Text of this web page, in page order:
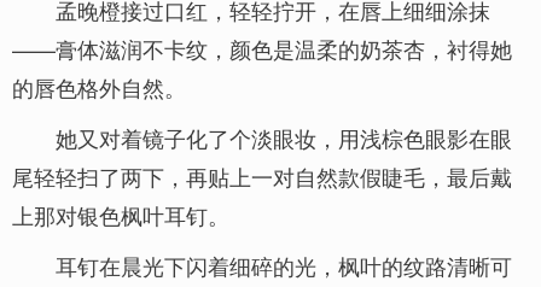
孟晚橙接过口红，轻轻拧开，在唇上细细涂抹
——膏体滋润不卡纹，颜色是温柔的奶茶杏，衬得她
的唇色格外自然。
她又对着镜子化了个淡眼妆，用浅棕色眼影在眼
尾轻轻扫了两下，再贴上一对自然款假睫毛，最后戴
上那对银色枫叶耳钉。
耳钉在晨光下闪着细碎的光，枫叶的纹路清晰可